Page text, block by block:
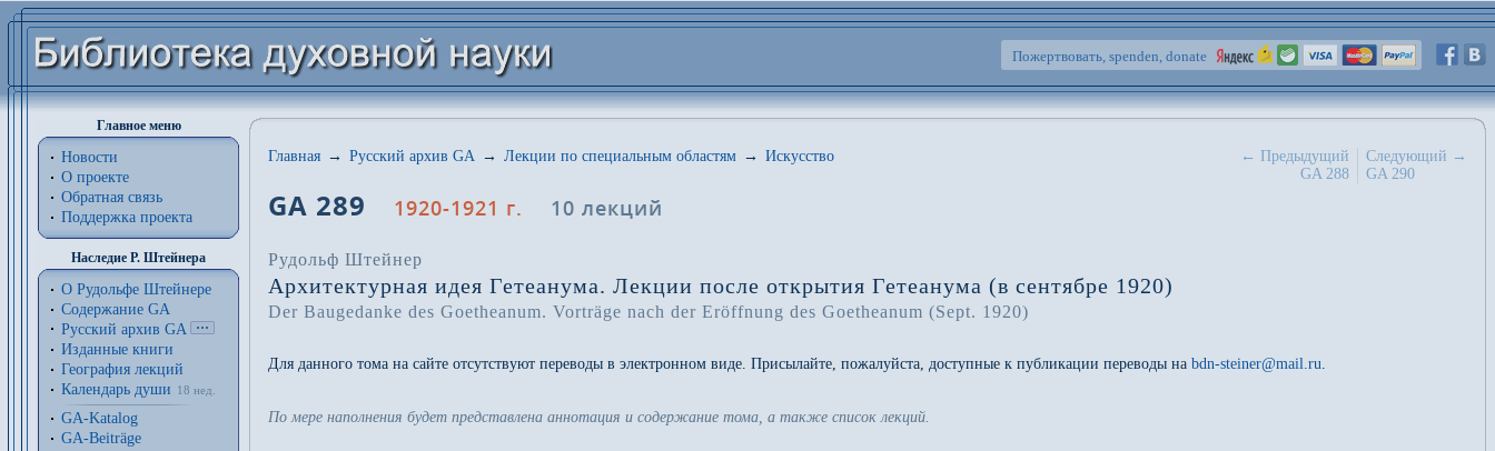
Пожертвовать, spenden, donate
Главное меню
Новости
О проекте
Обратная связь
Поддержка проекта
Наследие Р. Штейнера
О Рудольфе Штейнере
Содержание GA
Русский архив GA
Изданные книги
География лекций
Календарь души
18 нед.
GA-Katalog
GA-Beiträge
← Предыдущий
GA 288
Следующий →
GA 290
Главная → Русский архив GA → Лекции по специальным областям → Искусство
GA 289 1920-1921 г. 10 лекций
Рудольф Штейнер
Архитектурная идея Гетеанума. Лекции после открытия Гетеанума (в сентябре 1920)
Der Baugedanke des Goetheanum. Vorträge nach der Eröffnung des Goetheanum (Sept. 1920)
Для данного тома на сайте отсутствуют переводы в электронном виде. Присылайте, пожалуйста, доступные к публикации переводы на bdn-steiner@mail.ru
По мере наполнения будет представлена аннотация и содержание тома, а также список лекций.